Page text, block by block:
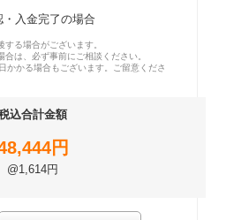
・入金完了の場合
る場合がございます。
は、必ず事前にご相談ください。
かる場合もございます。ご留意くださ
込合計金額
円
@1,614円